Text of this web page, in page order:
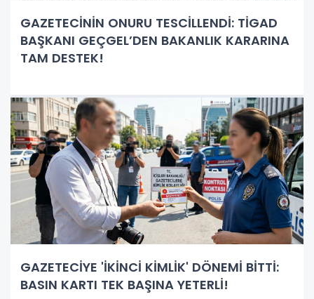
GAZETECİNİN ONURU TESCİLLENDİ: TİGAD
BAŞKANI GEÇGEL’DEN BAKANLIK KARARINA
TAM DESTEK!
GAZETECİYE 'İKİNCİ KİMLİK' DÖNEMİ BİTTİ:
BASIN KARTI TEK BAŞINA YETERLİ!